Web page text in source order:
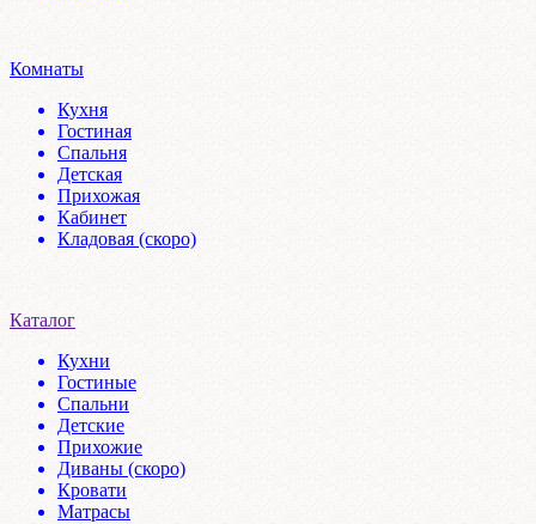
Комнаты
Кухня
Гостиная
Спальня
Детская
Прихожая
Кабинет
Кладовая (скоро)
Каталог
Кухни
Гостиные
Спальни
Детские
Прихожие
Диваны (скоро)
Кровати
Матрасы